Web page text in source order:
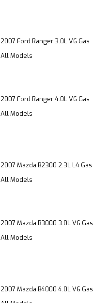
2007 Ford Ranger 3.0L V6 Gas
All Models
2007 Ford Ranger 4.0L V6 Gas
All Models
2007 Mazda B2300 2.3L L4 Gas
All Models
2007 Mazda B3000 3.0L V6 Gas
All Models
2007 Mazda B4000 4.0L V6 Gas